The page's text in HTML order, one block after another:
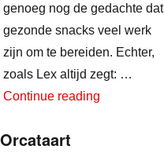
genoeg nog de gedachte dat
gezonde snacks veel werk
zijn om te bereiden. Echter,
zoals Lex altijd zegt: …
Continue reading